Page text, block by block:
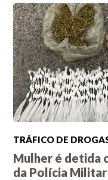
TRÁFICO DE
Mulher é detida
da Polícia Militar